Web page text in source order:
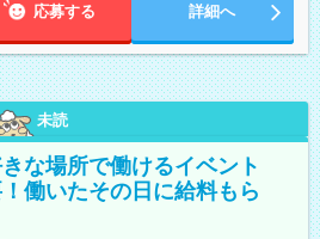
応募する 詳細へ
未読
な場所で働けるイベント
働いたその日に給料もら